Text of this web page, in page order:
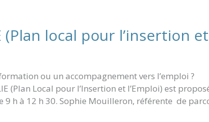
(Plan local pour l’insertion
formation ou un accompagnement vers
(Plan Local pour l’Insertion et l’Emploi) est
h à 12 h 30. Sophie Mouilleron, référente de